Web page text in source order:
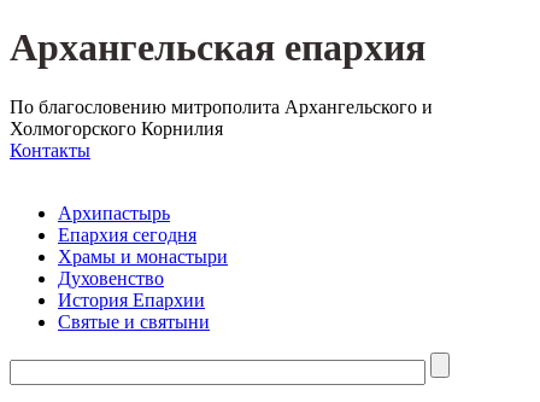
Архангельская епархия
По благословению митрополита Архангельского и
Холмогорского Корнилия
Контакты
Архипастырь
Епархия сегодня
Храмы и монастыри
Духовенство
История Епархии
Святые и святыни